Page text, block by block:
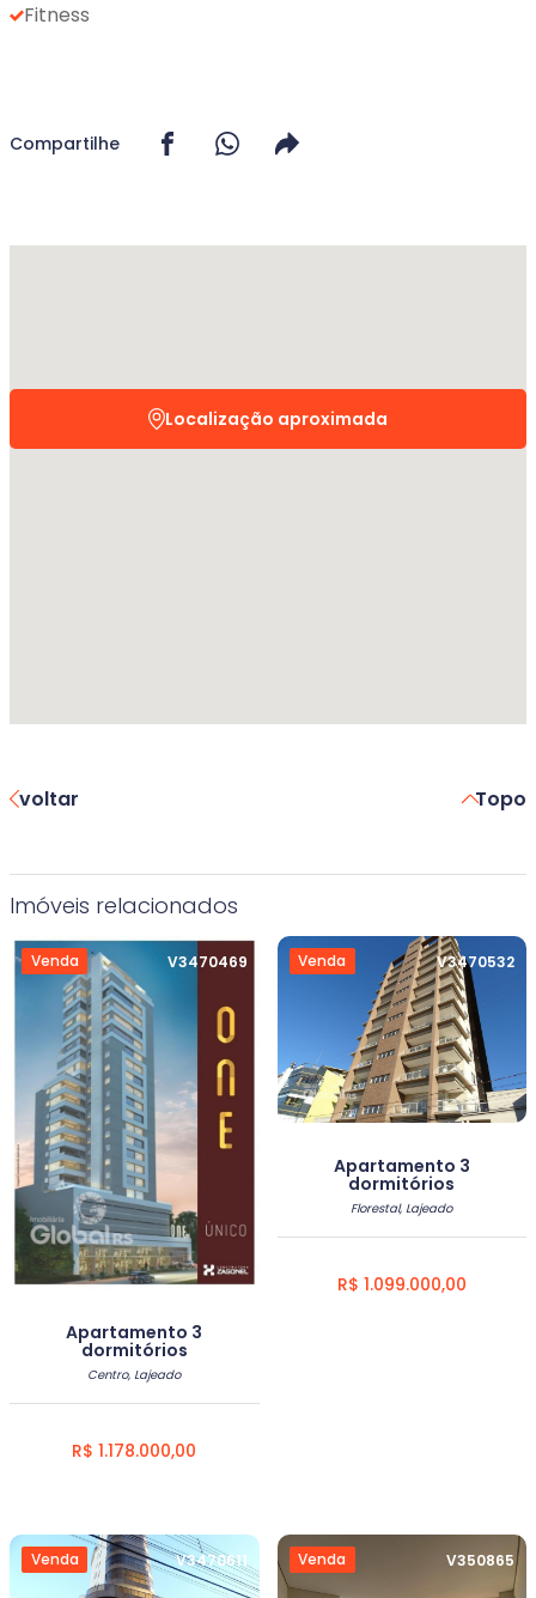
Fitness
Compartilhe
Localização aproximada
voltar Topo
Imóveis relacionados
Venda V3470469
Apartamento 3
dormitórios
Centro, Lajeado
R$ 1.178.000,00
Venda V3470532
Apartamento 3
dormitórios
Florestal, Lajeado
R$ 1.099.000,00
Venda V3470611 Venda V350865